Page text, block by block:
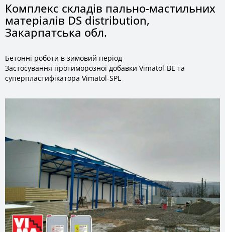
Комплекс складів пально-мастильних
матеріалів DS distribution,
Закарпатська обл.
Бетонні роботи в зимовий період
Застосування протиморозної добавки Vimatol-BE та
суперпластифікатора Vimatol-SPL